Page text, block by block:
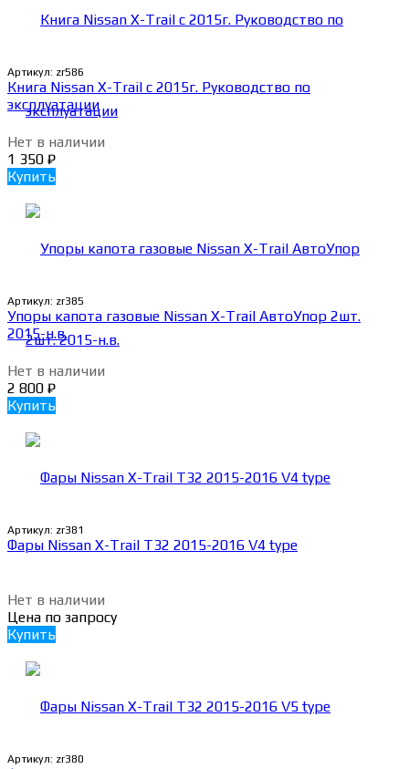
Артикул: zr586
Книга Nissan X-Trail c 2015г. Руководство по
эксплуатации
Нет в наличии
1 350 ₽
Купить
Артикул: zr385
Упоры капота газовые Nissan X-Trail АвтоУпор 2шт.
2015-н.в.
Нет в наличии
2 800 ₽
Купить
Артикул: zr381
Фары Nissan X-Trail T32 2015-2016 V4 type
Нет в наличии
Цена по запросу
Купить
Артикул: zr380